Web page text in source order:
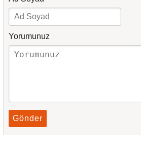
Yorumunuz
Gönder